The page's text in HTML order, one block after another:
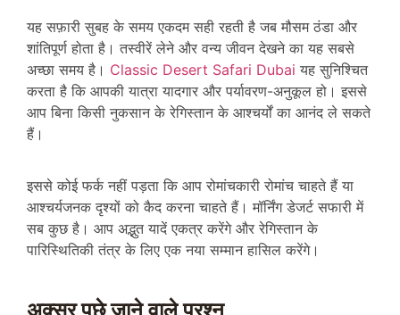
यह सफ़ारी सुबह के समय एकदम सही रहती है जब मौसम ठंडा और
शांतिपूर्ण होता है। तस्वीरें लेने और वन्य जीवन देखने का यह सबसे
अच्छा समय है। Classic Desert Safari Dubai यह सुनिश्चित
करता है कि आपकी यात्रा यादगार और पर्यावरण-अनुकूल हो। इससे
आप बिना किसी नुकसान के रेगिस्तान के आश्चर्यों का आनंद ले सकते
हैं।
इससे कोई फर्क नहीं पड़ता कि आप रोमांचकारी रोमांच चाहते हैं या
आश्चर्यजनक दृश्यों को कैद करना चाहते हैं। मॉर्निंग डेजर्ट सफारी में
सब कुछ है। आप अद्भुत यादें एकत्र करेंगे और रेगिस्तान के
पारिस्थितिकी तंत्र के लिए एक नया सम्मान हासिल करेंगे।
अक्सर पूछे जाने वाले प्रश्न